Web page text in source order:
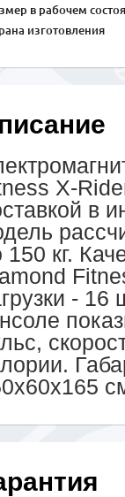
в рабочем
изготовления
X-
в
150 кг.
- 16